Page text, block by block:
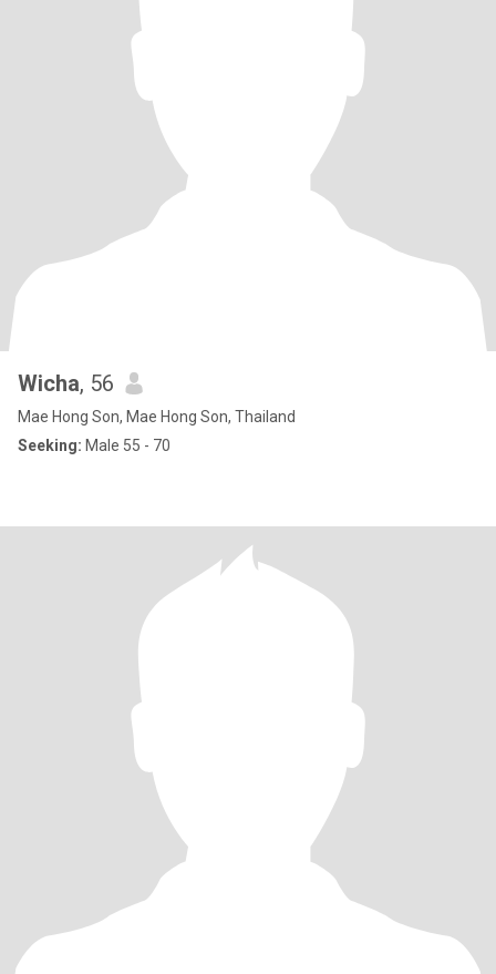
Wicha, 56
Mae Hong Son, Mae Hong Son, Thailand
Seeking: Male 55 - 70